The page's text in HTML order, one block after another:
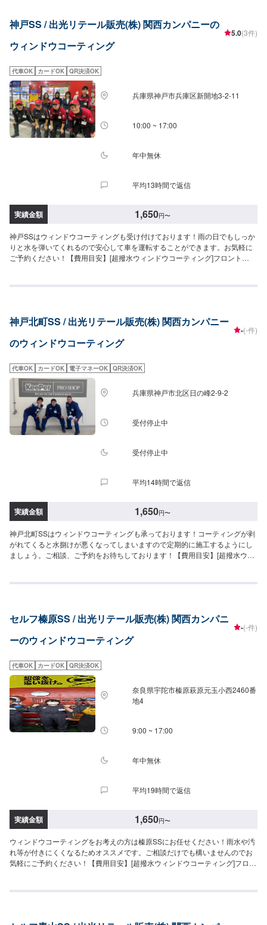
神戸SS / 出光リテール販売(株) 関西カンパニーの
ウィンドウコーティング
5.0(3件)
代車OK カードOK QR決済OK
兵庫県神戸市兵庫区新開地3-2-11
10:00 ~ 17:00
年中無休
平均13時間で返信
実績金額 1,650円〜
神戸SSはウィンドウコーティングも受け付けております！雨の日でもしっか
りと水を弾いてくれるので安心して車を運転することができます。お気軽に
ご予約ください！【費用目安】[超撥水ウィンドウコーティング]フロント
1,650円L〜XLサイズ：1,970円全面SS〜Mサイズ：4,620円L〜LLサイズ：
神戸北町SS / 出光リテール販売(株) 関西カンパニー
のウィンドウコーティング
-(-件)
代車OK カードOK 電子マネーOK QR決済OK
兵庫県神戸市北区日の峰2-9-2
受付停止中
受付停止中
平均14時間で返信
実績金額 1,650円〜
神戸北町SSはウィンドウコーティングも承っております！コーティングが剥
がれてくると水捌けが悪くなってしまいますので定期的に施工するようにし
ましょう。ご相談、ご予約をお待ちしております！【費用目安】[超撥水ウィ
取り]フロントSS~Mサイズ：1,650円L〜XLサイズ：1,970円全面SS〜Mサイ
セルフ榛原SS / 出光リテール販売(株) 関西カンパニ
ーのウィンドウコーティング
-(-件)
代車OK カードOK QR決済OK
奈良県宇陀市榛原萩原元玉小西2460番
地4
9:00 ~ 17:00
年中無休
平均19時間で返信
実績金額 1,650円〜
ウィンドウコーティングをお考えの方は榛原SSにお任せください！雨水や汚
れ等が付きにくくなるためオススメです。ご相談だけでも構いませんのでお
気軽にご予約ください！【費用目安】[超撥水ウィンドウコーティング]フロン
1,650円L〜XLサイズ：1,970円全面SS〜Mサイズ：4,620円L〜LLサイズ：